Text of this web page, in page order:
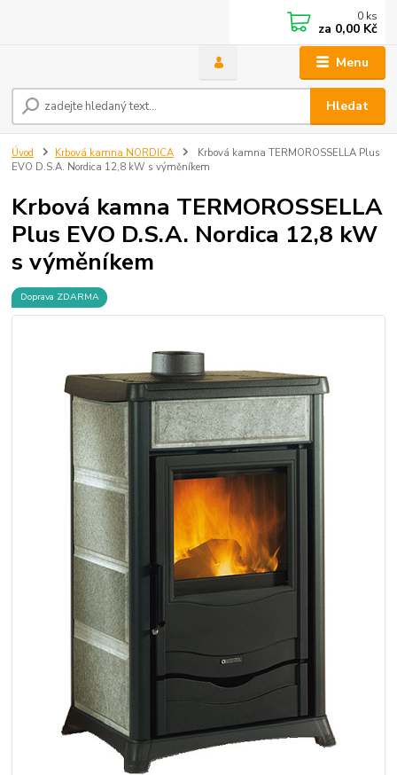
Menu
Hledat
0 ks
za 0,00 Kč
Úvod Krbová kamna NORDICA
Krbová kamna TERMOROSSELLA Plus
EVO D.S.A. Nordica 12,8 kW s výměníkem
Krbová kamna TERMOROSSELLA
Plus EVO D.S.A. Nordica 12,8 kW
s výměníkem
Doprava ZDARMA